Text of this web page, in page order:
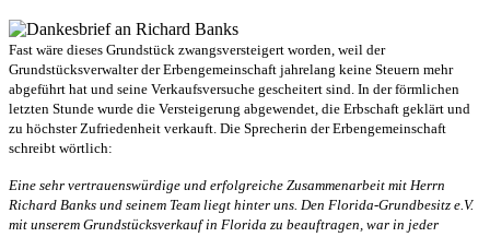
Fast wäre dieses Grundstück zwangsversteigert worden, weil der
Grundstücksverwalter der Erbengemeinschaft jahrelang keine Steuern mehr
abgeführt hat und seine Verkaufsversuche gescheitert sind. In der förmlichen
letzten Stunde wurde die Versteigerung abgewendet, die Erbschaft geklärt und
zu höchster Zufriedenheit verkauft. Die Sprecherin der Erbengemeinschaft
schreibt wörtlich:
Eine sehr vertrauenswürdige und erfolgreiche Zusammenarbeit mit Herrn
Richard Banks und seinem Team liegt hinter uns. Den Florida-Grundbesitz e.V.
mit unserem Grundstücksverkauf in Florida zu beauftragen, war in jeder